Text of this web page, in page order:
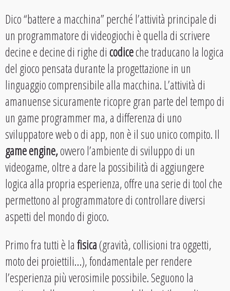
Dico “battere a macchina” perché l’attività principale di
un programmatore di videogiochi è quella di scrivere
decine e decine di righe dicodiceche traducano la logica
del gioco pensata durante la progettazione in un
linguaggio comprensibile alla macchina. L’attività di
amanuense sicuramente ricopre gran parte del tempo di
un game programmer ma, a differenza di uno
sviluppatore web o di app, non è il suo unico compito. Il
game engine,ovvero l’ambiente di sviluppo di un
videogame, oltre a dare la possibilità di aggiungere
logica alla propria esperienza, offre una serie di tool che
permettono al programmatore di controllare diversi
aspetti del mondo di gioco.
Primo fra tutti è lafisica(gravità, collisioni tra oggetti,
moto dei proiettili…), fondamentale per rendere
l’esperienza più verosimile possibile. Seguono la